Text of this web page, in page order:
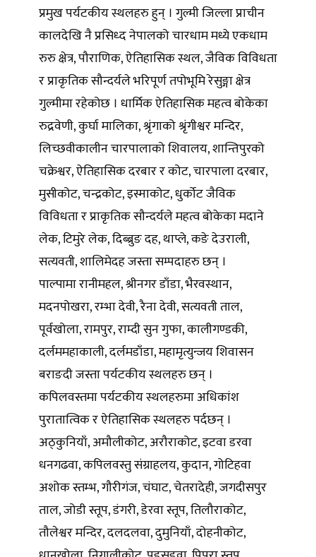
प्रमुख पर्यटकीय स्थलहरु हुन् । गुल्मी जिल्ला प्राचीन
कालदेखि नै प्रसिध्द नेपालको चारधाम मध्ये एकधाम
रुरु क्षेत्र, पौराणिक, ऐतिहासिक स्थल, जैविक विविधता
र प्राकृतिक सौन्दर्यले भरिपूर्ण तपोभूमि रेसुङ्गा क्षेत्र
गुल्मीमा रहेकोछ । धार्मिक ऐतिहासिक महत्व बोकेका
रुद्रवेणी, कुर्घा मालिका, श्रृंगाको श्रृंगीश्वर मन्दिर,
लिच्छवीकालीन चारपालाको शिवालय, शान्तिपुरको
चक्रेश्वर, ऐतिहासिक दरबार र कोट, चारपाला दरबार,
मुसीकोट, चन्द्रकोट, इस्माकोट, धुर्कोट जैविक
विविधता र प्राकृतिक सौन्दर्यले महत्व बोकेका मदाने
लेक, टिमुरे लेक, दिब्ब्रुङ दह, थाप्ले, कङे देउराली,
सत्यवती, शालिमेदह जस्ता सम्पदाहरु छन् ।
पाल्पामा रानीमहल, श्रीनगर डाँडा, भैरवस्थान,
मदनपोखरा, रम्भा देवी, रैना देवी, सत्यवती ताल,
पूर्वखोला, रामपुर, राम्दी सुन गुफा, कालीगण्डकी,
दर्लममहाकाली, दर्लमडाँडा, महामृत्युन्जय शिवासन
बराङदी जस्ता पर्यटकीय स्थलहरु छन् ।
कपिलवस्तमा पर्यटकीय स्थलहरुमा अधिकांश
पुरातात्विक र ऐतिहासिक स्थलहरु पर्दछन् ।
अठ्कुनियाँ, अमौलीकोट, अरौराकोट, इटवा डरवा
धनगढवा, कपिलवस्तु संग्राहलय, कुदान, गोटिहवा
अशोक स्तम्भ, गौरीगंज, चंघाट, चेतरादेही, जगदीसपुर
ताल, जोडी स्तूप, डंगरी, डेरवा स्तूप, तिलौराकोट,
तौलेश्वर मन्दिर, दलदलवा, दुमुनियाँ, दोहनीकोट,